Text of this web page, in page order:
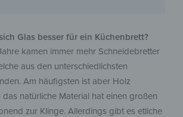
Glas besser für ein Küchenbrett?
kamen immer mehr Schneidebretter
aus den unterschiedlichsten
Am häufigsten ist aber Holz
das natürliche Material hat einen großen
zur Klinge. Allerdings gibt es etliche